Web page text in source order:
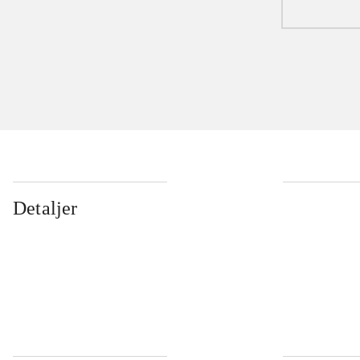
Detaljer